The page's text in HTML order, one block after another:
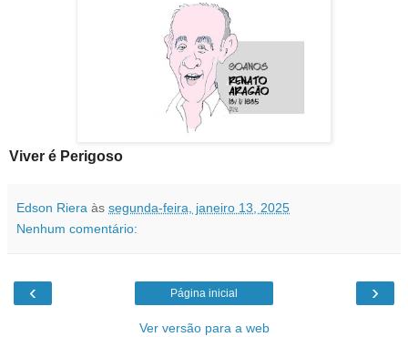
Viver é Perigoso
Edson Riera às segunda-feira, janeiro 13, 2025
Nenhum comentário:
‹ ›
Página inicial
Ver versão para a web